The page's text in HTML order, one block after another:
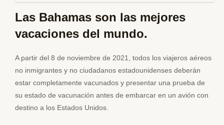
Las Bahamas son las mejores
vacaciones del mundo.
A partir del 8 de noviembre de 2021, todos los viajeros aéreos
no inmigrantes y no ciudadanos estadounidenses deberán
estar completamente vacunados y presentar una prueba de
su estado de vacunación antes de embarcar en un avión con
destino a los Estados Unidos.